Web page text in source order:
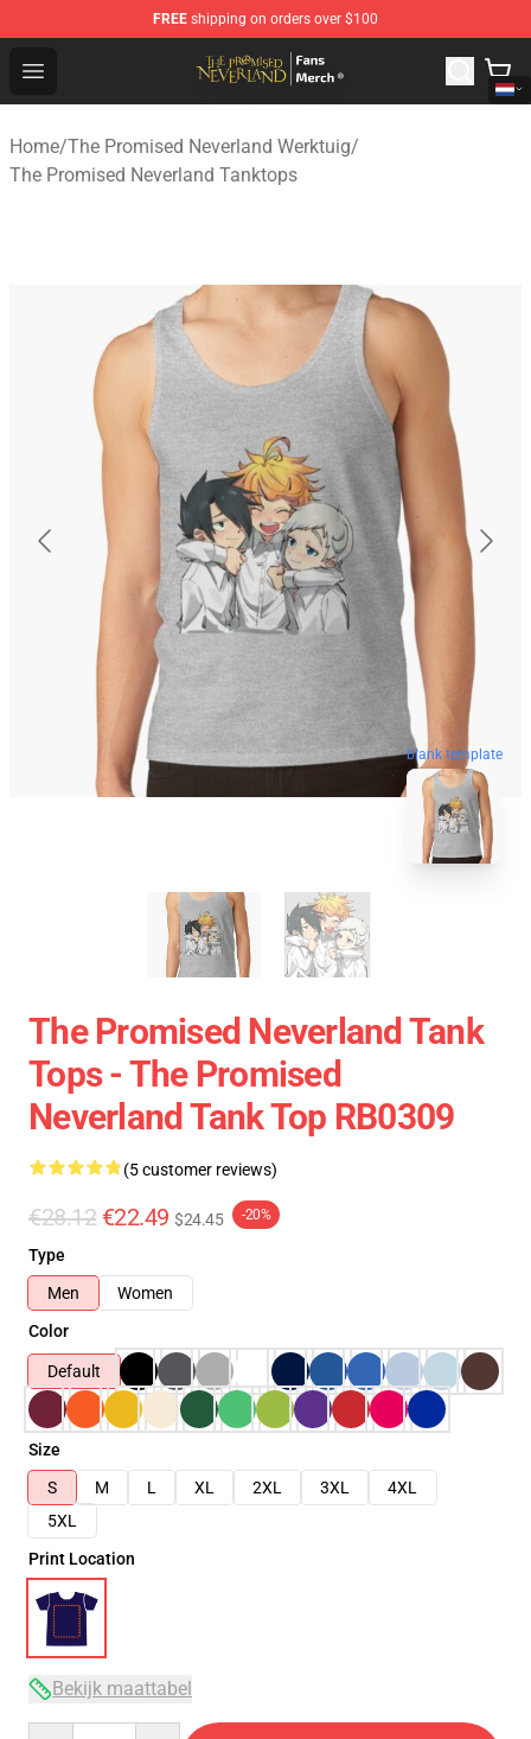
FREE shipping on orders over $100
Open menu
The Promised Neverland Store - Official The Promised
Home/The Promised Neverland Werktuig/
The Promised Neverland Tanktops
blank template
The Promised Neverland Tank
Tops - The Promised
Neverland Tank Top RB0309
(5 customer reviews)
€28.12 €22.49 $24.45 -20%
Type
Men
Women
Color
Default
Size
S
M L XL 2XL 3XL
4XL
5XL
Print Location
Bekijk maattabel